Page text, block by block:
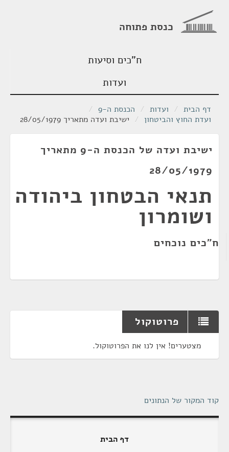
כנסת פתוחה
ח"כים וסיעות
ועדות
דף הבית / ועדות / הכנסת ה-9
/
ועדת החוץ והביטחון / ישיבת ועדה מתאריך 28/05/1979
ישיבת ועדה של הכנסת ה-9 מתאריך
28/05/1979
תנאי הבטחון ביהודה
ושומרון
ח"כים נוכחים
פרוטוקול
מצטערים! אין לנו את הפרוטוקול.
קוד המקור של הנתונים
דף הבית